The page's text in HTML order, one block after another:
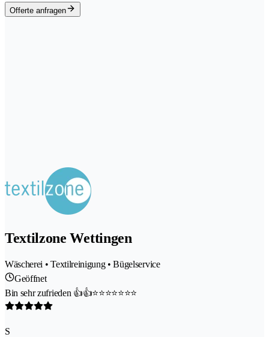
Offerte anfragen
Textilzone Wettingen
Wäscherei • Textilreinigung • Bügelservice
Geöffnet
Bin sehr zufrieden 👍👍⭐️⭐️⭐️⭐️⭐️⭐️⭐️
S